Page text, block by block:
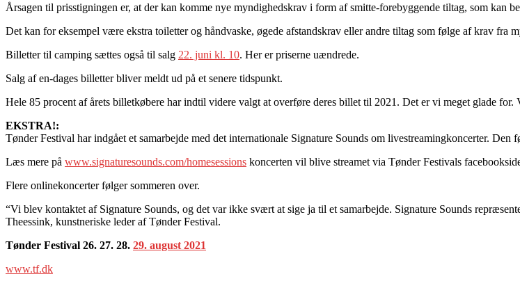
Årsagen til prisstigningen er, at der kan komme nye myndighedskrav i form af smitte-forebyggende tiltag, som kan
Det kan for eksempel være ekstra toiletter og håndvaske, øgede afstandskrav eller andre tiltag som følge af krav fra
Billetter til camping sættes også til salg 22. juni kl. 10. Her er priserne uændrede.
Salg af en-dages billetter bliver meldt ud på et senere tidspunkt.
Hele 85 procent af årets billetkøbere har indtil videre valgt at overføre deres billet til 2021. Det er vi meget glade
EKSTRA!:
Tønder Festival har indgået et samarbejde med det internationale Signature Sounds om livestreamingkoncerter.
Læs mere på www.signaturesounds.com/homesessions koncerten vil blive streamet via Tønder Festivals
Flere onlinekoncerter følger sommeren over.
“Vi blev kontaktet af Signature Sounds, og det var ikke svært at sige ja til et samarbejde. Signature Sounds
Theessink, kunstneriske leder af Tønder Festival.
Tønder Festival 26. 27. 28. 29. august 2021
www.tf.dk